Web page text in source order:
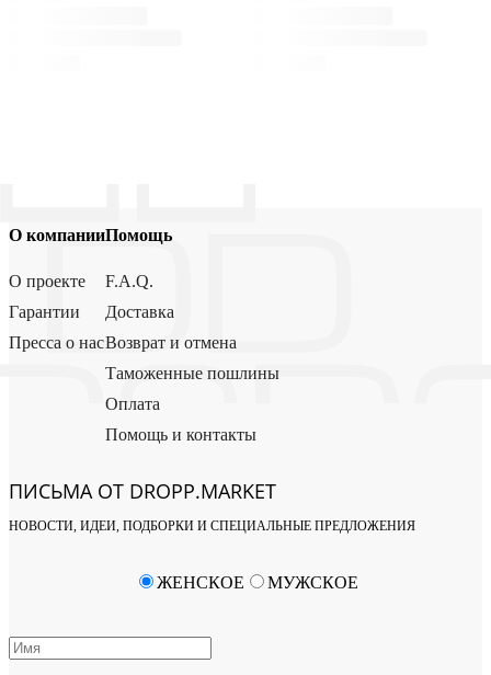
О компании
О проекте
Гарантии
Пресса о нас
Помощь
F.A.Q.
Доставка
Возврат и отмена
Таможенные пошлины
Оплата
Помощь и контакты
ПИСЬМА ОТ DROPP.MARKET
НОВОСТИ, ИДЕИ, ПОДБОРКИ И СПЕЦИАЛЬНЫЕ ПРЕДЛОЖЕНИЯ
ЖЕНСКОЕ МУЖСКОЕ